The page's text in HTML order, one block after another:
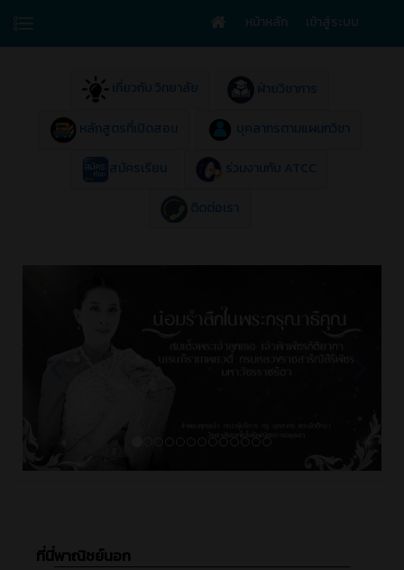
หน้าหลัก เข้าสู่ระบบ
เกี่ยวกับ วิทยาลัย ฝ่ายวิชาการ
หลักสูตรที่เปิดสอน บุคลากรตามแผนกวิชา
สมัครเรียน ร่วมงานกับ ATCC
ติดต่อเรา
ที่นี่พาณิชย์นอก